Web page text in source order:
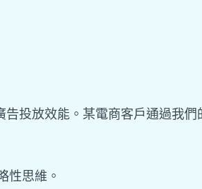
投放效能。某電商客戶通過我
性思維。